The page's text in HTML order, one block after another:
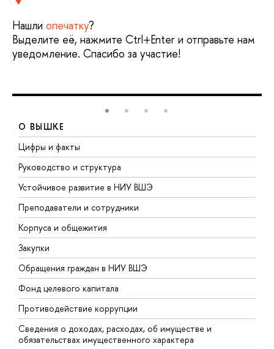
Нашли опечатку?
Выделите её, нажмите Ctrl+Enter и отправьте нам
уведомление. Спасибо за участие!
О ВЫШКЕ
Цифры и факты
Руководство и структура
Устойчивое развитие в НИУ ВШЭ
Преподаватели и сотрудники
Корпуса и общежития
Закупки
Обращения граждан в НИУ ВШЭ
Фонд целевого капитала
Противодействие коррупции
Сведения о доходах, расходах, об имуществе и
обязательствах имущественного характера